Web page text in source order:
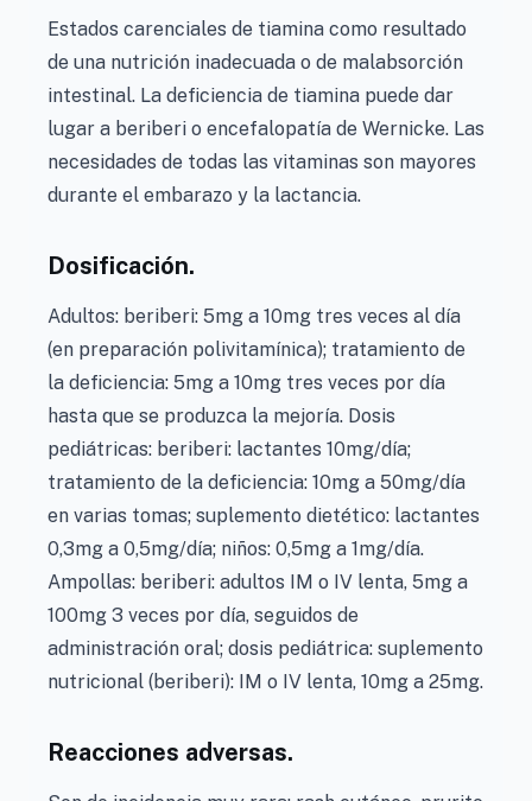
Estados carenciales de tiamina como resultado
de una nutrición inadecuada o de malabsorción
intestinal. La deficiencia de tiamina puede dar
lugar a beriberi o encefalopatía de Wernicke. Las
necesidades de todas las vitaminas son mayores
durante el embarazo y la lactancia.
Dosificación.
Adultos: beriberi: 5mg a 10mg tres veces al día
(en preparación polivitamínica); tratamiento de
la deficiencia: 5mg a 10mg tres veces por día
hasta que se produzca la mejoría. Dosis
pediátricas: beriberi: lactantes 10mg/día;
tratamiento de la deficiencia: 10mg a 50mg/día
en varias tomas; suplemento dietético: lactantes
0,3mg a 0,5mg/día; niños: 0,5mg a 1mg/día.
Ampollas: beriberi: adultos IM o IV lenta, 5mg a
100mg 3 veces por día, seguidos de
administración oral; dosis pediátrica: suplemento
nutricional (beriberi): IM o IV lenta, 10mg a 25mg.
Reacciones adversas.